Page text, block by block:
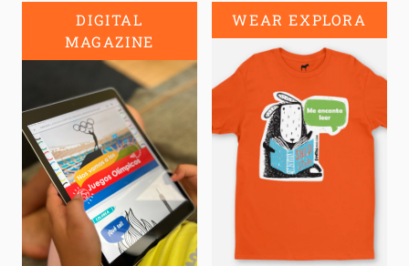
DIGITAL
MAGAZINE
WEAR EXPLORA